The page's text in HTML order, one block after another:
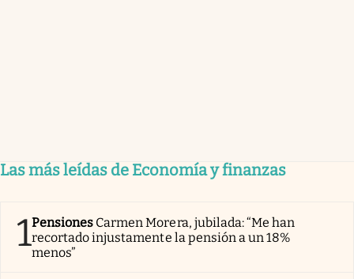
Las más leídas de Economía y finanzas
1Pensiones Carmen Morera, jubilada: “Me han
recortado injustamente la pensión a un 18%
menos”